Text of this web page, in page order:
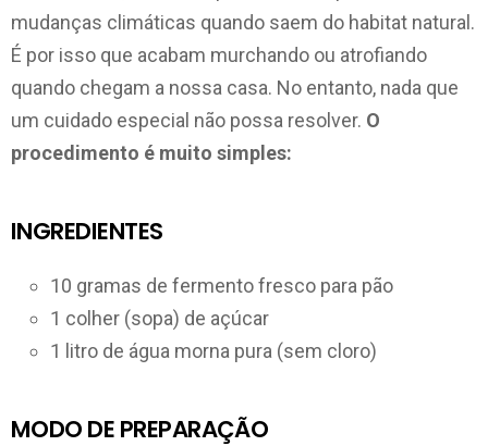
mudanças climáticas quando saem do habitat natural.
É por isso que acabam murchando ou atrofiando
quando chegam a nossa casa. No entanto, nada que
um cuidado especial não possa resolver. O
procedimento é muito simples:
INGREDIENTES
10 gramas de fermento fresco para pão
1 colher (sopa) de açúcar
1 litro de água morna pura (sem cloro)
MODO DE PREPARAÇÃO